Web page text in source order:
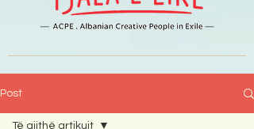
Post
Të gjithë artikujt